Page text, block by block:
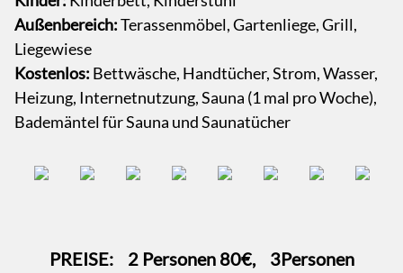
Außenbereich:Terassenmöbel, Gartenliege, Grill,
Liegewiese
Kostenlos: Bettwäsche, Handtücher, Strom, Wasser,
Heizung, Internetnutzung, Sauna (1 mal pro Woche),
Bademäntel für Sauna und Saunatücher
PREISE: 2 Personen 80€, 3Personen